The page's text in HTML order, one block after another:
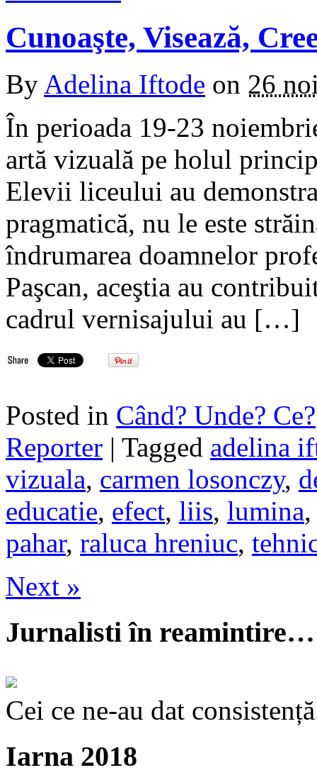
Cunoaşte, Visează,
By Adelina Iftode on 26
În perioada 19-23
artă vizuală pe holul
Elevii liceului au
pragmatică, nu le este
îndrumarea doamnelor
Paşcan, aceştia au
cadrul vernisajului au […]
Posted in Când? Unde? Ce?
Reporter | Tagged adelina
vizuala, carmen losonczy,
educatie, efect, liis, lumina
pahar, raluca hreniuc,
Next »
Jurnalisti în reamintire…
Cei ce ne-au dat
Iarna 2018